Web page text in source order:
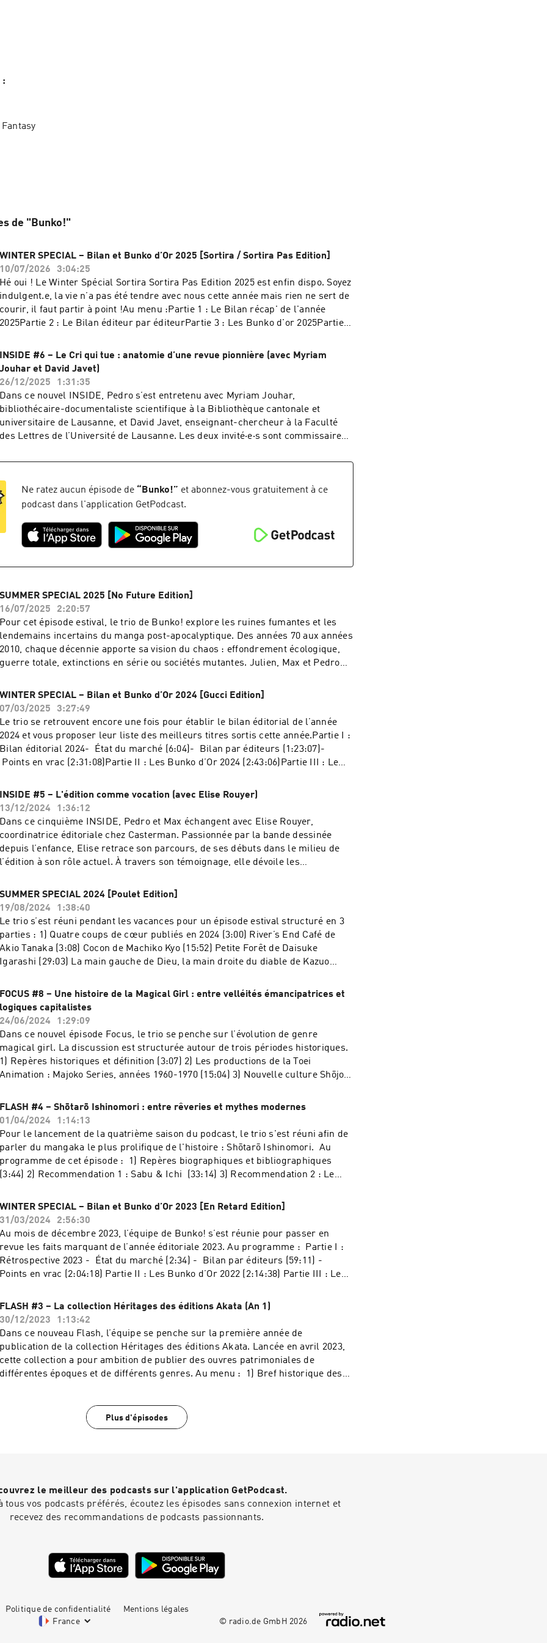
:
de "Bunko!"
WINTER SPECIAL – Bilan et Bunko d’Or 2025 [Sortira / Sortira Pas Edition]
10/07/2026
3:04:25
Hé oui ! Le Winter Spécial Sortira Sortira Pas Edition 2025 est enfin dispo. Soyez
indulgent.e, la vie n’a pas été tendre avec nous cette année mais rien ne sert de
courir, il faut partir à point !Au menu :Partie 1 : Le Bilan récap' de l'année
2025Partie 2 : Le Bilan éditeur par éditeurPartie 3 : Les Bunko d'or 2025Partie 4
INSIDE #6 – Le Cri qui tue : anatomie d’une revue pionnière (avec Myriam
Jouhar et David Javet)
26/12/2025
1:31:35
Dans ce nouvel INSIDE, Pedro s’est entretenu avec Myriam Jouhar,
bibliothécaire-documentaliste scientifique à la Bibliothèque cantonale et
universitaire de Lausanne, et David Javet, enseignant-chercheur à la Faculté
des Lettres de l’Université de Lausanne. Les deux invité·e·s sont commissaires
Cri qui tue », publiée de 1978 à 1981. Première revue en langue française
d’une rencontre entre Motoichi Takemoto dit ATOSS, passionné japonais de
bande dessinée, et l’éditeur vaudois Rolf Kesselring. À partir d’un travail de
Véronik Frossard et Sylvain Brossard, qui ont contribué de manière décisive à
l’ensemble des numéros de la revue, les deux invité·e·s ont pu reconstituer
: Découverte du manga par les invité·e·s (3:15)Présentation de la revue le Cri
qui tue (13:18)Les deux fondateurs : Motoichi « ATOSS » Takemoto et Rolf
Kesselring (18:55)Le travail de Véronik Frossard et Sylvain Brossard (28:23)La
ligne éditoriale et l’influence de Motoichi « ATOSS » Takemoto (55:12)Les
raisons de la fin de la revue (1:07:23)Les retours sur l’exposition
(1:15:22)Après l’exposition : prolonger l’enquête (1:23:44)Crédits musicaux :井
Ne ratez aucun épisode de “ Bunko!” et abonnez-vous gratuitement à ce
podcast dans l'application GetPodcast.
SUMMER SPECIAL 2025 [No Future Edition]
16/07/2025
2:20:57
Pour cet épisode estival, le trio de Bunko! explore les ruines fumantes et les
lendemains incertains du manga post-apocalyptique. Des années 70 aux années
2010, chaque décennie apporte sa vision du chaos : effondrement écologique,
guerre totale, extinctions en série ou sociétés mutantes. Julien, Max et Pedro
: 1970sLe Voyage de Ryu (9:38)L’école emportée (12:20)Demain les oiseaux
(19:36)1980sHokuto no Ken (28:41)Akira (43:10)Survivant (46:59)(Breakdown)
(52:33)1990sBasara (54:32)Escale a Yokohama (1:08:39)Neon Genesis
Evangelion (1:19:29)Dragon Head (1:27:35)Eden (1:35:28)2000s7 seed
(1:45:01)Biomega (1:50:29)2010sEre des cristaux (1:56:01) Fire Punch
(2:06:50)Crédits musicaux :Step - Remember Me
WINTER SPECIAL – Bilan et Bunko d’Or 2024 [Gucci Edition]
07/03/2025
3:27:49
Le trio se retrouvent encore une fois pour établir le bilan éditorial de l’année
2024 et vous proposer leur liste des meilleurs titres sortis cette année.Partie I :
Bilan éditorial 2024- État du marché (6:04)- Bilan par éditeurs (1:23:07)-
Points en vrac (2:31:08)Partie II : Les Bunko d’Or 2024 (2:43:06)Partie III : Le
INSIDE #5 – L'édition comme vocation (avec Elise Rouyer)
13/12/2024
1:36:12
Dans ce cinquième INSIDE, Pedro et Max échangent avec Elise Rouyer,
coordinatrice éditoriale chez Casterman. Passionnée par la bande dessinée
depuis l’enfance, Elise retrace son parcours, de ses débuts dans le milieu de
l’édition à son rôle actuel. À travers son témoignage, elle dévoile les
la discussion : La passion pour la BD : un héritage familial (2:28) Etudes
littéraires et découverte des métiers de l’édition (9:25) Les stages : clé d’entrée
dans l’édition de BD (22:19) Assistante presse et secrétaire d’édition chez
Futuropolis (46:45) Assistante et coordinatrice éditoriale chez Casterman
(56:25) Recommendation de lecture d’Elise Rouyer (1:30:13) Crédits musicaux :
井上堯之バンド - 追跡のテーマ
SUMMER SPECIAL 2024 [Poulet Edition]
19/08/2024
1:38:40
Le trio s’est réuni pendant les vacances pour un épisode estival structuré en 3
parties : 1) Quatre coups de cœur publiés en 2024 (3:00) River’s End Café de
Akio Tanaka (3:08) Cocon de Machiko Kyo (15:52) Petite Forêt de Daisuke
Igarashi (29:03) La main gauche de Dieu, la main droite du diable de Kazuo
musicaux : かびん - Minako Yoshida
FOCUS #8 – Une histoire de la Magical Girl : entre velléités émancipatrices et
logiques capitalistes
24/06/2024
1:29:09
Dans ce nouvel épisode Focus, le trio se penche sur l’évolution de genre
magical girl. La discussion est structurée autour de trois périodes historiques.
1) Repères historiques et définition (3:07) 2) Les productions de la Toei
Animation : Majoko Series, années 1960-1970 (15:04) 3) Nouvelle culture Shōjo
années 1990 et 2000 (58:31) Crédits musicaux : Meiko Nakahara - Fantasy
FLASH #4 – Shōtarō Ishinomori : entre rêveries et mythes modernes
01/04/2024
1:14:13
Pour le lancement de la quatrième saison du podcast, le trio s'est réuni afin de
parler du mangaka le plus prolifique de l'histoire : Shōtarō Ishinomori. Au
programme de cet épisode : 1) Repères biographiques et bibliographiques
(3:44) 2) Recommendation 1 : Sabu & Ichi (33:14) 3) Recommendation 2 : Le
上堯之バン - ド - 太陽にほえろ！メインテーマ Ike Reiko - Ame Ga Yandara
WINTER SPECIAL – Bilan et Bunko d’Or 2023 [En Retard Edition]
31/03/2024
2:56:30
Au mois de décembre 2023, l’équipe de Bunko! s’est réunie pour passer en
revue les faits marquant de l’année éditoriale 2023. Au programme : Partie I :
Rétrospective 2023 - État du marché (2:34) - Bilan par éditeurs (59:11) -
Points en vrac (2:04:18) Partie II : Les Bunko d’Or 2022 (2:14:38) Partie III : Le
FLASH #3 – La collection Héritages des éditions Akata (An 1)
30/12/2023
1:13:42
Dans ce nouveau Flash, l’équipe se penche sur la première année de
publication de la collection Héritages des éditions Akata. Lancée en avril 2023,
cette collection a pour ambition de publier des ouvres patrimoniales de
différentes époques et de différents genres. Au menu : 1) Bref historique des
emporte la brume de Eiko Hanamura (40:16) 5) Bilan (56:30) Crédits musicaux :
Tomoko Aran - Midnight Pretenders
Plus d'épisodes
le meilleur des podcasts sur l'application GetPodcast.
tous vos podcasts préférés, écoutez les épisodes sans connexion internet et
recevez des recommandations de podcasts passionnants.
Politique de confidentialité
Mentions légales
France
© radio.de GmbH 2026